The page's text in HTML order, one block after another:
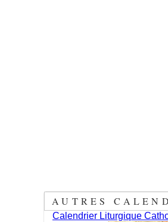
AUTRES
Calendrier Liturgique